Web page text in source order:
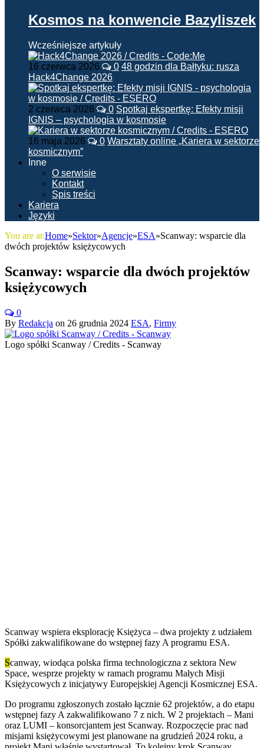
Kosmos na konwencie Bazyliszek
Wcześniejsze artykuły
16 czerwca 2026 0 48 godzin dla Bałtyku: rusza
Hack4Change 2026
2 czerwca 2026 0 Spotkaj ekspertkę: Efekty misji
IGNIS – psychologia w kosmosie
16 maja 2026 0 Warsztaty online „Kariera w sektorze
kosmicznym”
Inne
O serwisie
Kontakt
Spis treści
Kariera
Języki
You are at:Home»Sektor»Agencje»ESA»Scanway: wsparcie dla
dwóch projektów księżycowych
Scanway: wsparcie dla dwóch projektów
księżycowych
0
By Redakcja on 26 grudnia 2024 ESA, Firmy
Logo spółki Scanway / Credits - Scanway
Scanway wspiera eksplorację Księżyca – dwa projekty z udziałem
Spółki zakwalifikowane do wstępnej fazy A programu ESA.
Scanway, wiodąca polska firma technologiczna z sektora New
Space, wesprze projekty w ramach programu Małych Misji
Księżycowych z inicjatywy Europejskiej Agencji Kosmicznej ESA.
Do programu zgłoszonych zostało łącznie 62 projektów, a do etapu
wstępnej fazy A zakwalifikowano 7 z nich. W 2 projektach – Mani
oraz LUMI – konsorcjantem jest Scanway. Rozpoczęcie prac nad
misjami księżycowymi jest planowane na grudzień 2024 roku, a